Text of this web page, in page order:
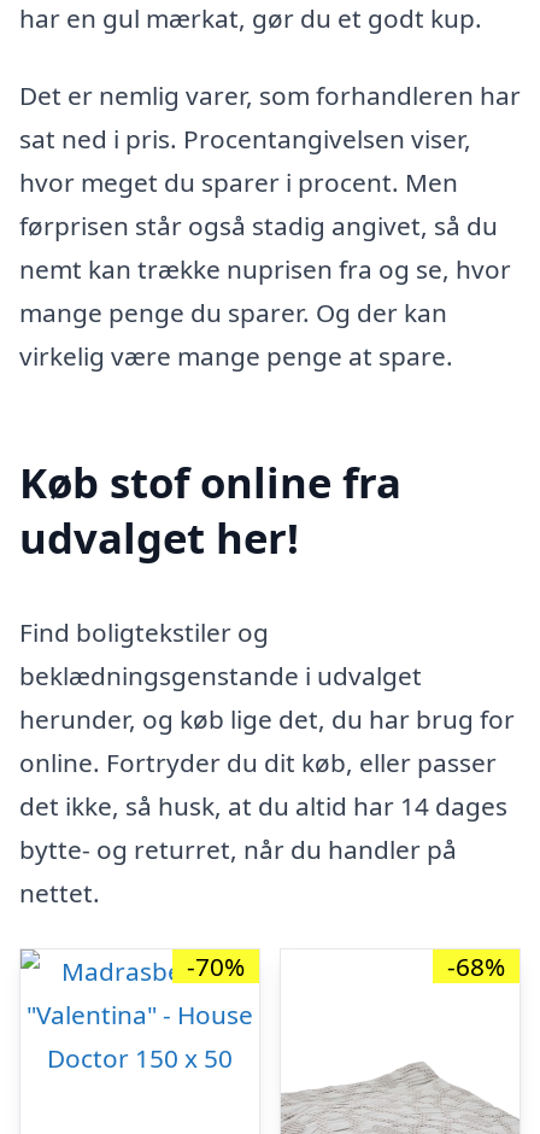
har en gul mærkat, gør du et godt kup.
Det er nemlig varer, som forhandleren har
sat ned i pris. Procentangivelsen viser,
hvor meget du sparer i procent. Men
førprisen står også stadig angivet, så du
nemt kan trække nuprisen fra og se, hvor
mange penge du sparer. Og der kan
virkelig være mange penge at spare.
Køb stof online fra
udvalget her!
Find boligtekstiler og
beklædningsgenstande i udvalget
herunder, og køb lige det, du har brug for
online. Fortryder du dit køb, eller passer
det ikke, så husk, at du altid har 14 dages
bytte- og returret, når du handler på
nettet.
-70% -68%